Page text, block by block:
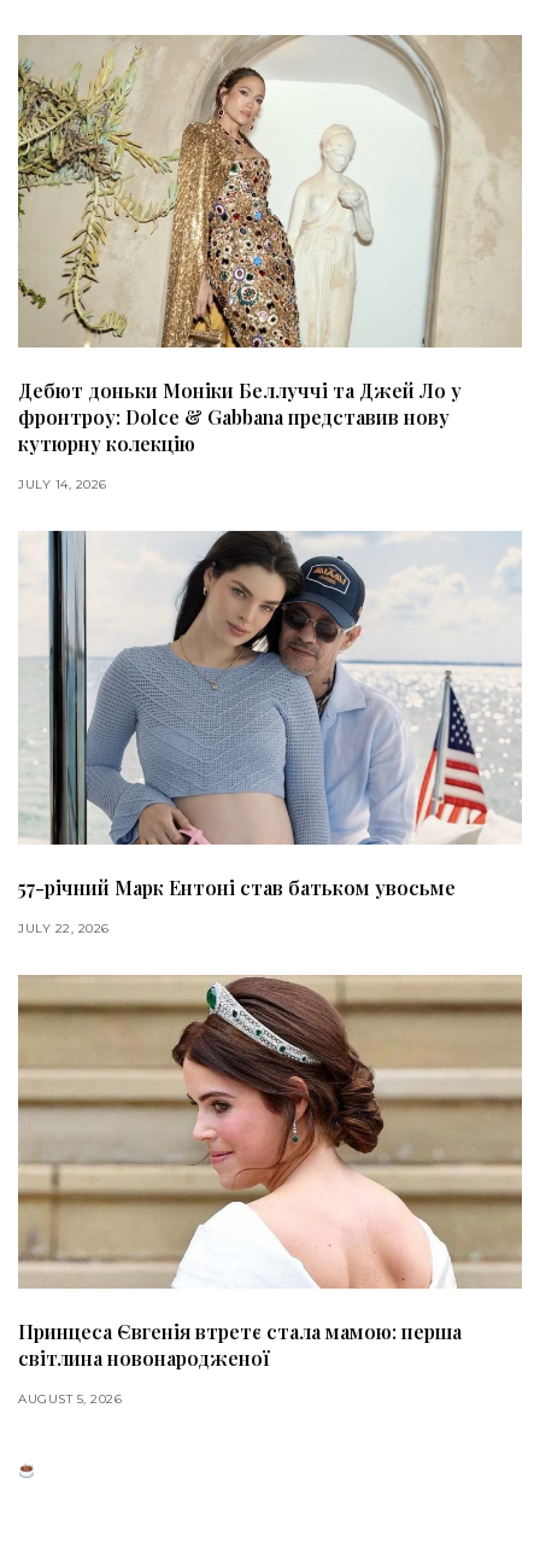
Дебют доньки Моніки Беллуччі та Джей Ло у
фронтроу: Dolce & Gabbana представив нову
кутюрну колекцію
JULY 14, 2026
57-річний Марк Ентоні став батьком увосьме
JULY 22, 2026
Принцеса Євгенія втретє стала мамою: перша
світлина новонародженої
AUGUST 5, 2026